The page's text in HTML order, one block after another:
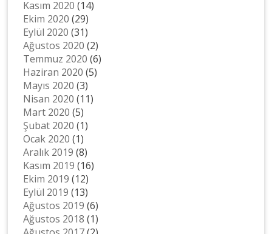
Kasım 2020 (14)
Ekim 2020 (29)
Eylül 2020 (31)
Ağustos 2020 (2)
Temmuz 2020 (6)
Haziran 2020 (5)
Mayıs 2020 (3)
Nisan 2020 (11)
Mart 2020 (5)
Şubat 2020 (1)
Ocak 2020 (1)
Aralık 2019 (8)
Kasım 2019 (16)
Ekim 2019 (12)
Eylül 2019 (13)
Ağustos 2019 (6)
Ağustos 2018 (1)